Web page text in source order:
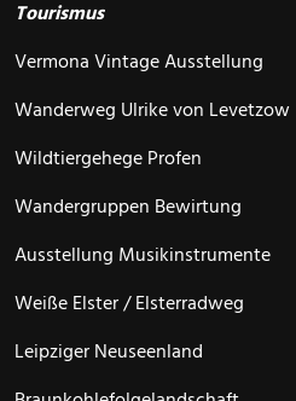
Tourismus
Vermona Vintage Ausstellung
Wanderweg Ulrike von Levetzow
Wildtiergehege Profen
Wandergruppen Bewirtung
Ausstellung Musikinstrumente
Weiße Elster / Elsterradweg
Leipziger Neuseenland